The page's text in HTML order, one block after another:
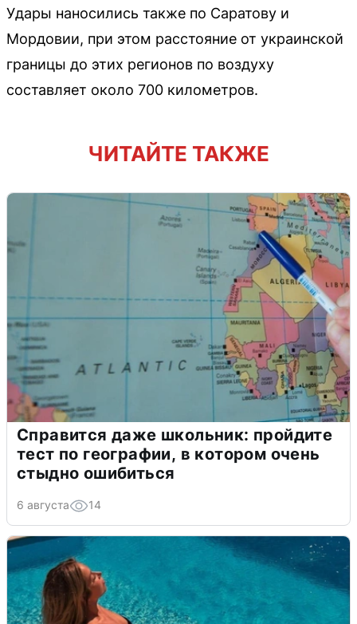
Удары наносились также по Саратову и
Мордовии, при этом расстояние от украинской
границы до этих регионов по воздуху
составляет около 700 километров.
ЧИТАЙТЕ ТАКЖЕ
Справится даже школьник: пройдите
тест по географии, в котором очень
стыдно ошибиться
6 августа 14